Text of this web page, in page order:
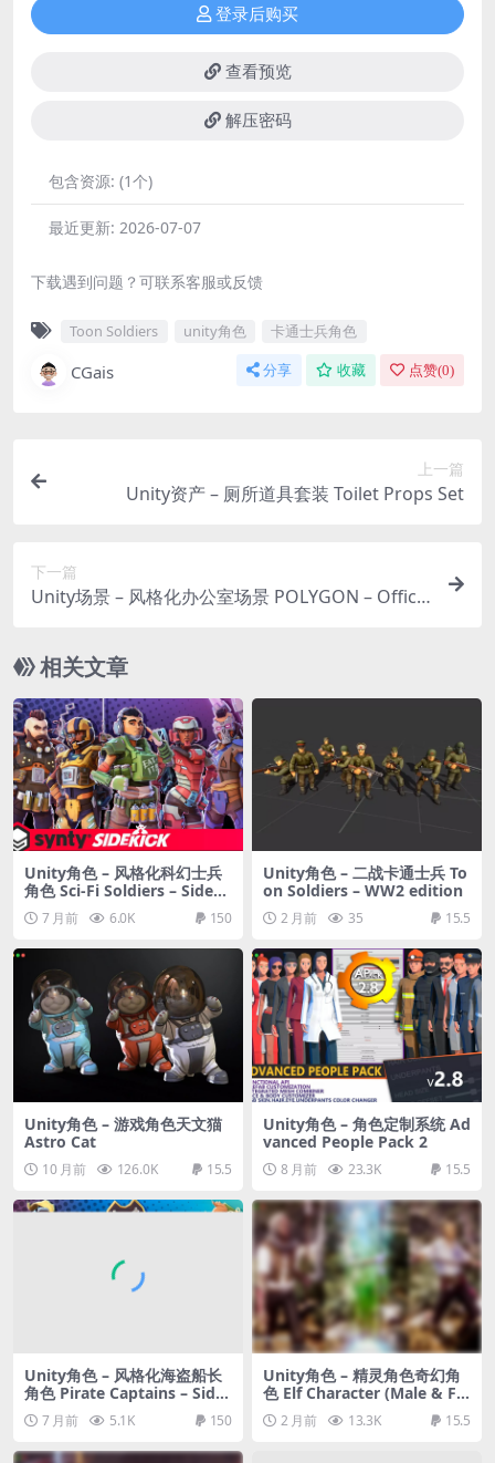
登录后购买
查看预览
解压密码
包含资源: (1个)
最近更新: 2026-07-07
下载遇到问题？可联系客服或反馈
Toon Soldiers unity角色 卡通士兵角色
CGais 分享 收藏 点赞(0)
上一篇
Unity资产 – 厕所道具套装 Toilet Props Set
下一篇
Unity场景 – 风格化办公室场景 POLYGON – Office
相关文章
Unity角色 – 风格化科幻士兵
角色 Sci-Fi Soldiers – Sideki
ck Modular Characters
7 月前 6.0K 150
Unity角色 – 二战卡通士兵 To
on Soldiers – WW2 edition
2 月前 35 15.5
Unity角色 – 游戏角色天文猫
Astro Cat
10 月前 126.0K 15.5
Unity角色 – 角色定制系统 Ad
vanced People Pack 2
8 月前 23.3K 15.5
Unity角色 – 风格化海盗船长
角色 Pirate Captains – Side
kick Modular Characters
7 月前 5.1K 150
Unity角色 – 精灵角色奇幻角
色 Elf Character (Male & Fe
male) – Fantasy RPG
2 月前 13.3K 15.5